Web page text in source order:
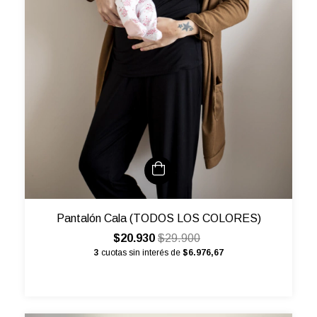
Pantalón Cala (TODOS LOS COLORES)
$20.930 $29.900
3 cuotas sin interés de $6.976,67